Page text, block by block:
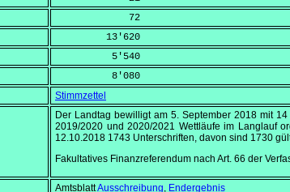
             72
         13'620
          5'540
          8'080
Stimmzettel
Der Landtag bewilligt am 5. September 2018mit 14
2019/2020 und 2020/2021 Wettläufe im Langlauf
12.10.2018 1743 Unterschriften, davon sind 1730
Fakultatives Finanzreferendum nach Art. 66 der
AmtsblattAusschreibung, Endergebnis